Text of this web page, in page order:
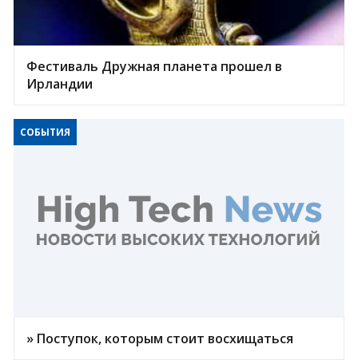
Фестиваль Дружная планета прошел в
Ирландии
СОБЫТИЯ
» Поступок, которым стоит восхищаться